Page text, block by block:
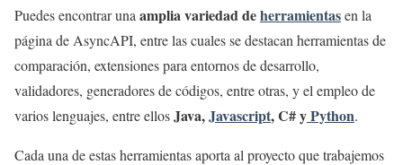
Puedes encontrar una amplia variedad deherramientasen la
página de AsyncAPI, entre las cuales se destacan herramientas de
comparación, extensiones para entornos de desarrollo,
validadores, generadores de códigos, entre otras, y el empleo de
varios lenguajes, entre ellosJava,Javascript, C# yPython.
Cada una de estas herramientas aporta al proyecto que trabajemos